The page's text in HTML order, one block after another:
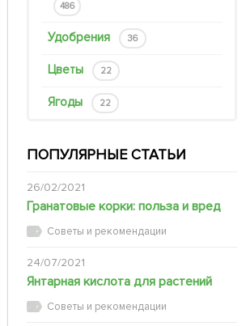
486
Удобрения 36
Цветы 22
Ягоды 22
ПОПУЛЯРНЫЕ СТАТЬИ
26/02/2021
Гранатовые корки: польза и вред
Советы и рекомендации
24/07/2021
Янтарная кислота для растений
Советы и рекомендации